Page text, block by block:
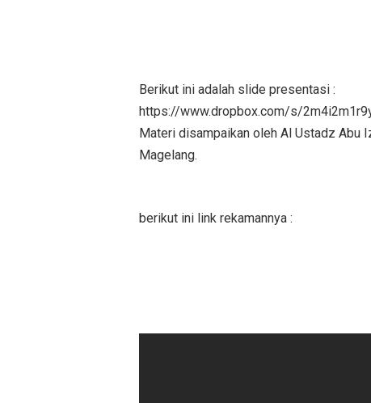
Berikut ini adalah slide presentasi :
https://www.dropbox.com/s/
Materi disampaikan oleh Al Ustadz Abu
Magelang.
berikut ini link rekamannya :